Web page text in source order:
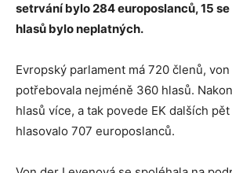
setrvání bylo 284 europoslanců, 15
hlasů bylo neplatných.
Evropský parlament má 720 členů,
potřebovala nejméně 360 hlasů.
hlasů více, a tak povede EK dalších
hlasovalo 707 europoslanců.